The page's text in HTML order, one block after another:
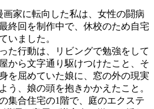
家に転向した私は、女性の闘病
終回を制作中で、休校のため自宅
いました。
た行動は、リビングで勉強をして
から文字通り駆けつけたこと、そ
を屈めていた娘に、窓の外の現実
う、娘の頭を抱きかかえたこと。
集合住宅の1階で、庭のエクステ